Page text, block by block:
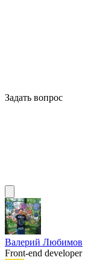
Задать вопрос
Валерий Любимов
Front-end developer